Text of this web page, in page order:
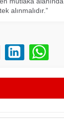
alınmalıdır.”